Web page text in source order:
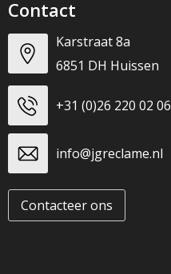
Werkkleding sets
Gehoorbescherming
Contact
Karstraat 8a
6851 DH Huissen
+31 (0)26 220 02 06
info@jgreclame.nl
Contacteer ons